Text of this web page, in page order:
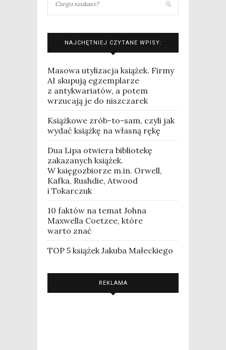
NAJCHĘTNIEJ CZYTANE WPISY:
Masowa utylizacja książek. Firmy
AI skupują egzemplarze
z antykwariatów, a potem
wrzucają je do niszczarek
Książkowe zrób-to-sam, czyli jak
wydać książkę na własną rękę
Dua Lipa otwiera bibliotekę
zakazanych książek.
W księgozbiorze m.in. Orwell,
Kafka, Rushdie, Atwood
i Tokarczuk
10 faktów na temat Johna
Maxwella Coetzee, które
warto znać
TOP 5 książek Jakuba Małeckiego
REKLAMA